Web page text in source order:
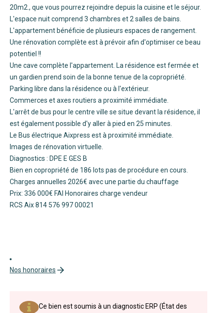
20m2., que vous pourrez rejoindre depuis la cuisine et le séjour.
L'espace nuit comprend 3 chambres et 2 salles de bains.
L'appartement bénéficie de plusieurs espaces de rangement.
Une rénovation complète est à prévoir afin d'optimiser ce beau
potentiel !!
Une cave complète l'appartement. La résidence est fermée et
un gardien prend soin de la bonne tenue de la copropriété.
Parking libre dans la résidence ou à l'extérieur.
Commerces et axes routiers a proximité immédiate.
L'arrêt de bus pour le centre ville se situe devant la résidence, il
est également possible d'y aller à pied en 25 minutes.
Le Bus électrique Aixpress est à proximité immédiate.
Images de rénovation virtuelle.
Diagnostics : DPE E GES B
Bien en copropriété de 186 lots pas de procédure en cours.
Charges annuelles 2026€ avec une partie du chauffage
Prix: 336 000€ FAI Honoraires charge vendeur
RCS Aix 814 576 997 00021
Nos honoraires
Ce bien est soumis à un diagnostic ERP (État des